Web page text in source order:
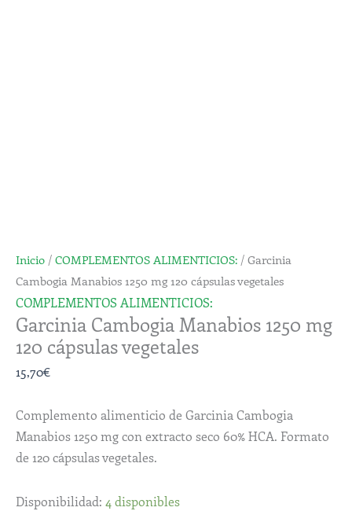
Inicio / COMPLEMENTOS ALIMENTICIOS: / Garcinia
Cambogia Manabios 1250 mg 120 cápsulas vegetales
COMPLEMENTOS ALIMENTICIOS:
Garcinia Cambogia Manabios 1250 mg
120 cápsulas vegetales
15,70€
Complemento alimenticio de Garcinia Cambogia
Manabios 1250 mg con extracto seco 60% HCA. Formato
de 120 cápsulas vegetales.
Disponibilidad: 4 disponibles